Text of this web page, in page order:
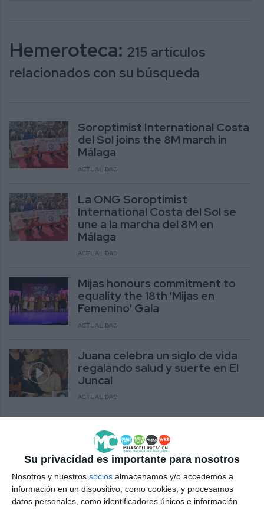
Su privacidad es importante para nosotros
Nosotros y nuestros socios almacenamos y/o accedemos a
información en un dispositivo, como cookies, y procesamos
datos personales, como identificadores únicos e información
Hemeroteca: 215 artículos
relacionados con su búsqueda
Soroptimist International Costa
del Sol joins the 8M march in
Málaga
ACTUALIDAD
La ONG Soroptimist
International Costa del Sol se
une a la marcha del 8M en
Málaga
ACTUALIDAD
Mijas honours commitment to
equality the 18th 'Mijas en
Femenino' Gala
ACTUALIDAD
Juana celebra un siglo de vida
regalando salud y suerte en El
Juncal
ACTUALIDAD
El taichí pone el broche final a la
programación del 8M
ACTUALIDAD
Vox defiende en el marco del 8M